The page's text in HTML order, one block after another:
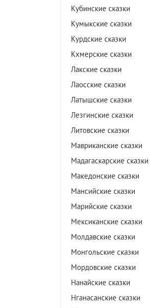
Кубинские сказки
Кумыкские сказки
Курдские сказки
Кхмерские сказки
Лакские сказки
Лаосские сказки
Латышские сказки
Лезгинские сказки
Литовские сказки
Мавриканские сказки
Мадагаскарские сказки
Македонские сказки
Мансийские сказки
Марийские сказки
Мексиканские сказки
Молдавские сказки
Монгольские сказки
Мордовские сказки
Нанайские сказки
Нганасанские сказки